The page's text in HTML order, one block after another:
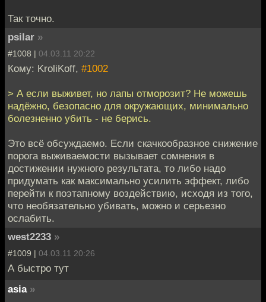
Так точно.
psilar »
#1008 | 04.03.11 20:22
Кому: KroliKoff, #1002
> А если выживет, но лапы отморозит? Не можешь
надёжно, безопасно для окружающих, минимально
болезненно убить - не берись.
Это всё обсуждаемо. Если скачкообразное снижение
порога выживаемости вызывает сомнения в
достижении нужного результата, то либо надо
придумать как максимально усилить эффект, либо
перейти к поэтапному воздействию, исходя из того,
что необязательно убивать, можно и серьезно
ослабить.
west2233 »
#1009 | 04.03.11 20:26
А быстро тут
asia »